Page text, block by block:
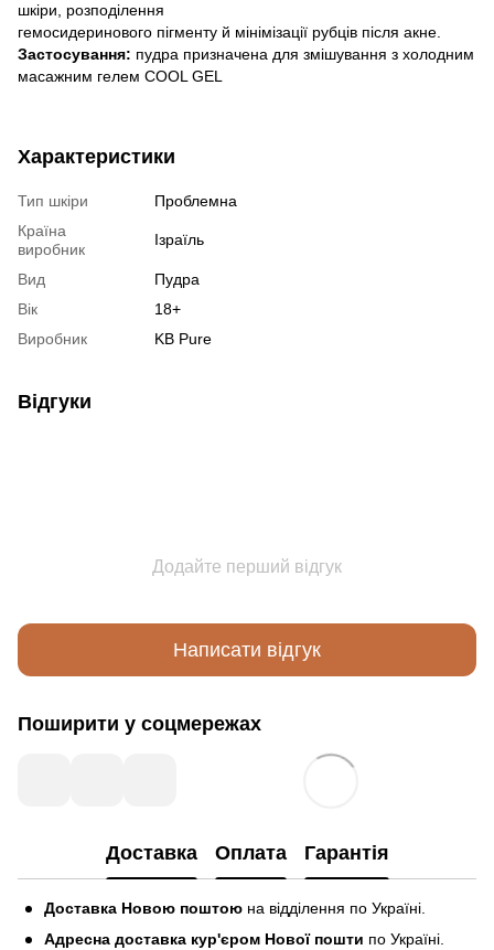
шкіри, розподілення
гемосидеринового пігменту й мінімізації рубців після акне.
Застосування: пудра призначена для змішування з холодним
масажним гелем COOL GEL
Характеристики
Тип шкіри
Проблемна
Країна
виробник
Ізраїль
Вид
Пудра
Вік
18+
Виробник
KB Pure
Відгуки
Додайте перший відгук
Написати відгук
Поширити у соцмережах
Доставка Оплата Гарантія
Доставка Новою поштою на відділення по Україні.
Адресна доставка кур'єром Нової пошти по Україні.